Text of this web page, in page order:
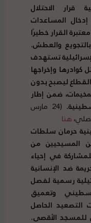
قرار الاحتلال
إدخال المساعدات
القرار خطيرًا
والعطش.
تستهدف
كوادرها وإخراجها
ليصبح بدون
ضمن إطار
.
(24 مارس
هنا
حرمان سلطات
المسيحيين من
في إحياء
ضد الإنسانية
رسمية لفصل
وتعميق
التصعيد الحاصل
للمسجد الأقصى.